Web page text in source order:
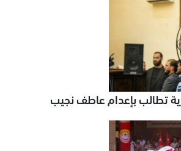
تطالب بإعدام عاطف نجيب